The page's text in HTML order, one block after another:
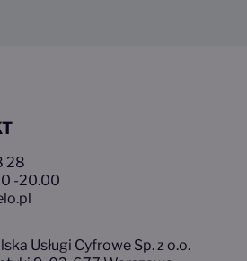
28
-20.00
Usługi Cyfrowe Sp. z o.o.